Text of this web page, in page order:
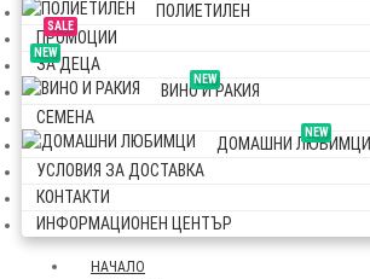
ПОЛИЕТИЛЕН
SALE
ПРОМОЦИИ
NEW
ЗА ДЕЦА
NEW
ВИНО И РАКИЯ
СЕМЕНА
NEW
ДОМАШНИ ЛЮБИМЦИ
УСЛОВИЯ ЗА ДОСТАВКА
КОНТАКТИ
ИНФОРМАЦИОНЕН ЦЕНТЪР
НАЧАЛО